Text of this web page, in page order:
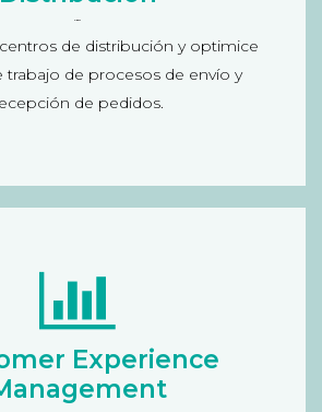
de distribución y optimice
trabajo de procesos de envío y
de pedidos.
del almacén; gestión del
de suministro y promociones;
rendimiento por categoría y
previsiones de venta...
Experience
Experience Management
preferencias y hábitos del cliente
grados) tanto online como en
de ventas in situ, tarjeta de
gestión del cliente e histórico de